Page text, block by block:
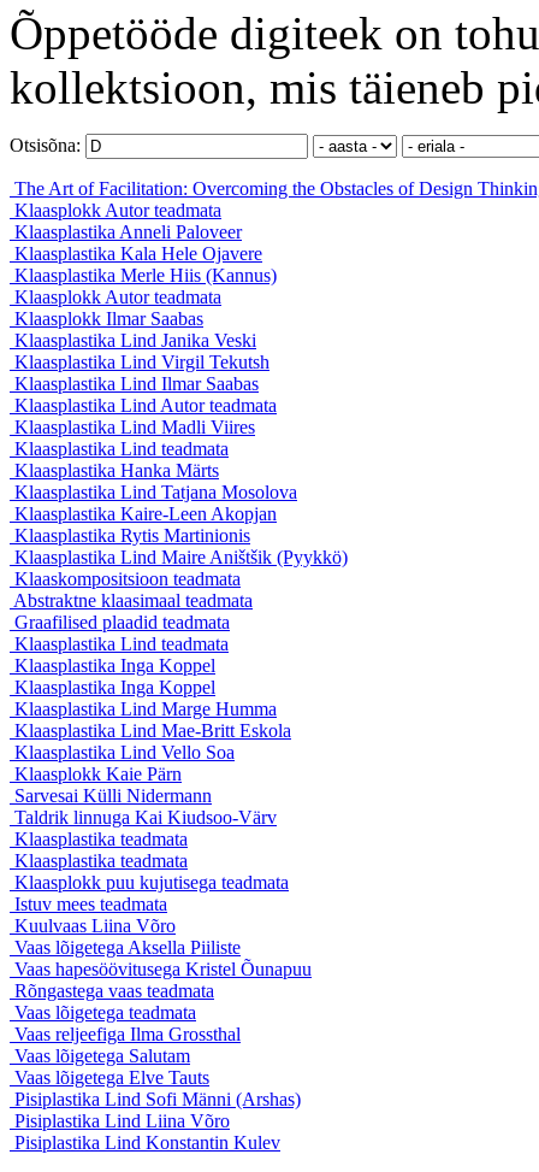
Õppetööde digiteek on
kollektsioon, mis täieneb
Otsisõna:
The Art of Facilitation: Overcoming the Obstacles of Design
Klaasplokk Autor teadmata
Klaasplastika Anneli Paloveer
Klaasplastika Kala Hele Ojavere
Klaasplastika Merle Hiis (Kannus)
Klaasplokk Autor teadmata
Klaasplokk Ilmar Saabas
Klaasplastika Lind Janika Veski
Klaasplastika Lind Virgil Tekutsh
Klaasplastika Lind Ilmar Saabas
Klaasplastika Lind Autor teadmata
Klaasplastika Lind Madli Viires
Klaasplastika Lind teadmata
Klaasplastika Hanka Märts
Klaasplastika Lind Tatjana Mosolova
Klaasplastika Kaire-Leen Akopjan
Klaasplastika Rytis Martinionis
Klaasplastika Lind Maire Aništšik (Pyykkö)
Klaaskompositsioon teadmata
Abstraktne klaasimaal teadmata
Graafilised plaadid teadmata
Klaasplastika Lind teadmata
Klaasplastika Inga Koppel
Klaasplastika Inga Koppel
Klaasplastika Lind Marge Humma
Klaasplastika Lind Mae-Britt Eskola
Klaasplastika Lind Vello Soa
Klaasplokk Kaie Pärn
Sarvesai Külli Nidermann
Taldrik linnuga Kai Kiudsoo-Värv
Klaasplastika teadmata
Klaasplastika teadmata
Klaasplokk puu kujutisega teadmata
Istuv mees teadmata
Kuulvaas Liina Võro
Vaas lõigetega Aksella Piiliste
Vaas hapesöövitusega Kristel Õunapuu
Rõngastega vaas teadmata
Vaas lõigetega teadmata
Vaas reljeefiga Ilma Grossthal
Vaas lõigetega Salutam
Vaas lõigetega Elve Tauts
Pisiplastika Lind Sofi Männi (Arshas)
Pisiplastika Lind Liina Võro
Pisiplastika Lind Konstantin Kulev